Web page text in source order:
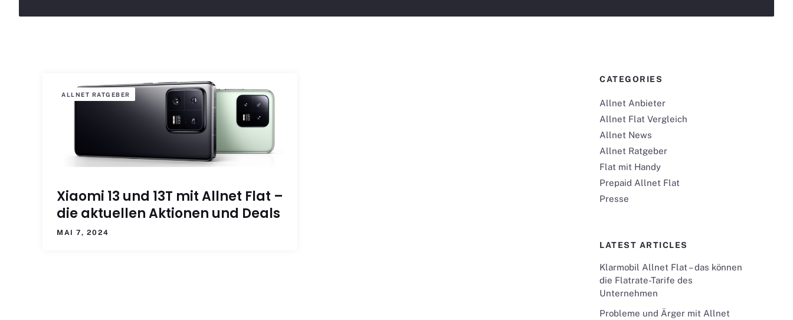
ALLNET RATGEBER
Xiaomi 13 und 13T mit Allnet Flat –
die aktuellen Aktionen und Deals
MAI 7, 2024
CATEGORIES
Allnet Anbieter
Allnet Flat Vergleich
Allnet News
Allnet Ratgeber
Flat mit Handy
Prepaid Allnet Flat
Presse
LATEST ARTICLES
Klarmobil Allnet Flat – das können
die Flatrate-Tarife des
Unternehmen
Probleme und Ärger mit Allnet